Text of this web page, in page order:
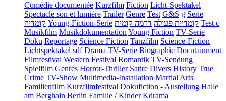
Comédie documentée Kurzfilm Fiction Licht-Spektakel
Spectacle son et lumière Trailer Genre Test G&S g Serie
קומדיה Young-Fiction-Serie קומדיית פעולה דרמה קומית
Test c
Musikfilm Musikdokumentation Young Fiction TV-Serie
Doku Reportage Science Fiction Tanzfilm Science-Fiction
Lichtspektakel sdf Drama TV-Serie Biographie Docutainment
Filmfestival Western Festival Romantik TV-Sendung
Spielfilm Genres Horror-Thriller Satire Divers History True
Crime TV-Show Multimedia-Installation Martial Arts
Familienfilm Kurzfilmfestival Dokufiction - Austellung Halle
am Berghain Berlin Familie / Kinder Kdrama